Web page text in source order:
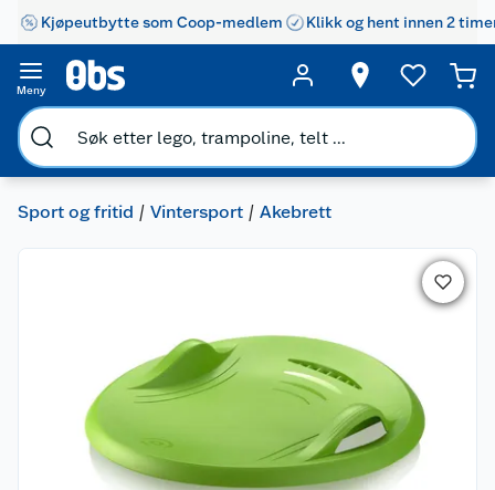
Kjøpeutbytte som Coop-medlem Klikk og hent innen 2
Meny
Sport og fritid Vintersport Akebrett